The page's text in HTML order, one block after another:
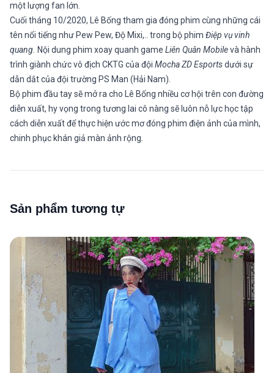
một lượng fan lớn.
Cuối tháng 10/2020, Lê Bống tham gia đóng phim cùng những cái
tên nổi tiếng như Pew Pew, Độ Mixi,.. trong bộ phim Điệp vụ vinh
quang. Nội dung phim xoay quanh game Liên Quân Mobilevà hành
trình giành chức vô địch CKTG của đội Mocha ZD Esportsdưới sự
dẫn dắt của đội trường PS Man (Hải Nam).
Bộ phim đầu tay sẽ mở ra cho Lê Bống nhiều cơ hội trên con đường
diễn xuất, hy vọng trong tương lai cô nàng sẽ luôn nỗ lực học tập
cách diễn xuất để thực hiện ước mơ đóng phim điện ảnh của mình,
chinh phục khán giả màn ảnh rộng.
Sản phẩm tương tự